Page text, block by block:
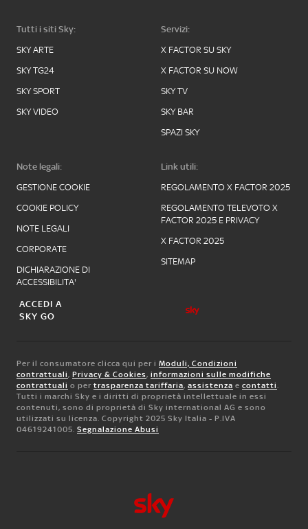
Tutti i siti Sky:
SKY ARTE
SKY TG24
SKY SPORT
SKY VIDEO
Servizi:
X FACTOR SU SKY
X FACTOR SU NOW
SKY TV
SKY BAR
SPAZI SKY
Note legali:
GESTIONE COOKIE
COOKIE POLICY
NOTE LEGALI
CORPORATE
DICHIARAZIONE DI
ACCESSIBILITA'
Link utili:
REGOLAMENTO X FACTOR 2025
REGOLAMENTO TELEVOTO X
FACTOR 2025 E PRIVACY
X FACTOR 2025
SITEMAP
ACCEDI A
SKY GO
Per il consumatore clicca qui per i Moduli, Condizioni
contrattuali, Privacy & Cookies, informazioni sulle modifiche
contrattuali o per trasparenza tariffaria, assistenza e contatti.
Tutti i marchi Sky e i diritti di proprietà intellettuale in essi
contenuti, sono di proprietà di Sky international AG e sono
utilizzati su licenza. Copyright 2025 Sky Italia - P.IVA
04619241005. Segnalazione Abusi